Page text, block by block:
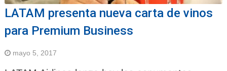
LATAM presenta nueva carta de vinos
para Premium Business
mayo 5, 2017